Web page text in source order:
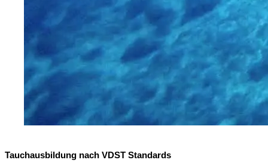
Tauchausbildung nach VDST Standards